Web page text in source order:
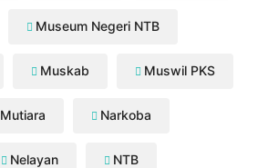
Museum Negeri NTB
Muskab Muswil PKS
Mutiara Narkoba
Nelayan NTB